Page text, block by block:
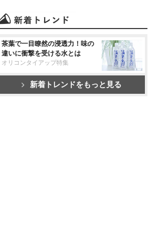
茶葉で一目瞭然の浸透力！味の
違いに衝撃を受ける水とは
オリコンタイアップ特集
新着トレンドをもっと見る